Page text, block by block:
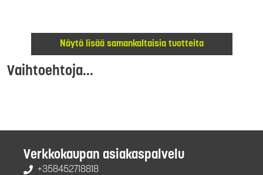
Näytä lisää samankaltaisia tuotteita
Vaihtoehtoja...
Verkkokaupan asiakaspalvelu
+358452718818